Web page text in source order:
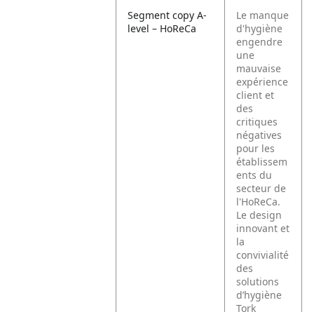
Segment copy A-
level – HoReCa
Le manque
d'hygiène
engendre
une
mauvaise
expérience
client et
des
critiques
négatives
pour les
établissem
ents du
secteur de
l'HoReCa.
Le design
innovant et
la
convivialité
des
solutions
d’hygiène
Tork